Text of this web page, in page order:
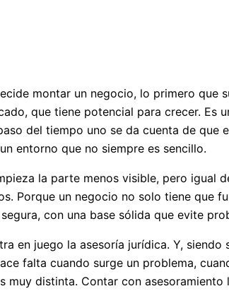
montar un negocio, lo primero que
que tiene potencial para crecer. Es
del tiempo uno se da cuenta de que
entorno que no siempre es sencillo.
la parte menos visible, pero igual
Porque un negocio no solo tiene que
con una base sólida que evite
en juego la asesoría jurídica. Y,
falta cuando surge un problema,
muy distinta. Contar con